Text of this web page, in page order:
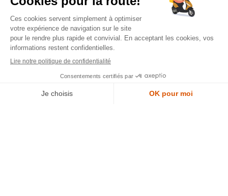
388 Av. Charles de Gaulle, 69200 Vénissieux
© 2007-2025 Silverstone Motor